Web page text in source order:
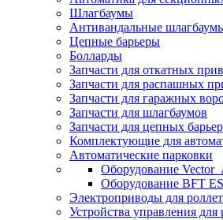
Шлагбаумы
Антивандальные
Цепные барьеры
Болларды
Запчасти для откатных
Запчасти для распашных
Запчасти для гаражных
Запчасти для шлагбаумов
Запчасти для цепных
Комплектующие для
Автоматические парковки
Оборудование
Оборудование BFT
Электроприводы для роллет
Устройства управления для